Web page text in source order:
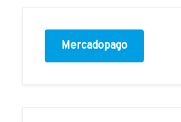
Mercadopago